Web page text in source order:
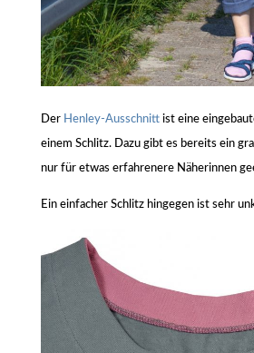
Der Henley-Ausschnittist eine
einem Schlitz. Dazu gibt es bereits ein
nur für etwas erfahrenere Näherinnen
Ein einfacher Schlitz hingegen ist sehr